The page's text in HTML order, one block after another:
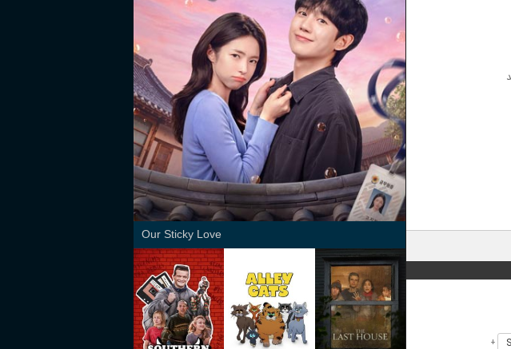
+
Our Sticky Love